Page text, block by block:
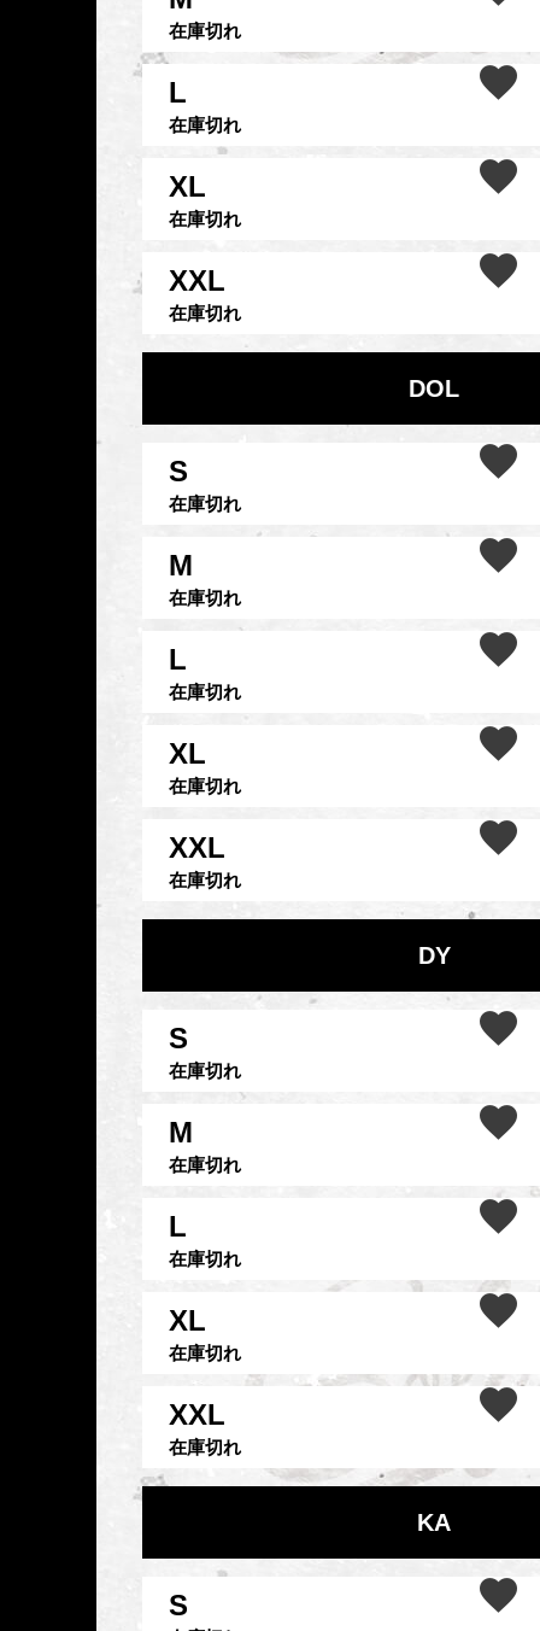
在庫切れ
L
在庫切れ
XL
在庫切れ
XXL
在庫切れ
DOL
S
在庫切れ
M
在庫切れ
L
在庫切れ
XL
在庫切れ
XXL
在庫切れ
DY
S
在庫切れ
M
在庫切れ
L
在庫切れ
XL
在庫切れ
XXL
在庫切れ
KA
S